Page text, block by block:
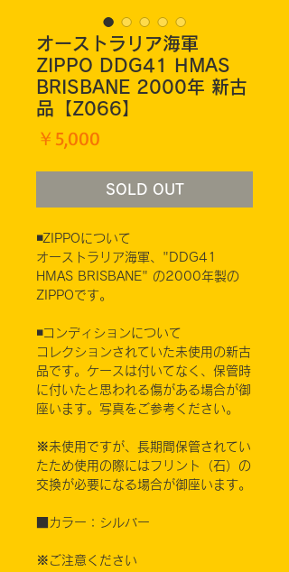
オーストラリア海軍
ZIPPO DDG41 HMAS
BRISBANE 2000年 新古
品【Z066】
￥5,000
SOLD OUT
◾️ZIPPOについて
オーストラリア海軍、"DDG41
HMAS BRISBANE" の2000年製の
ZIPPOです。
◾️コンディションについて
コレクションされていた未使用の新古
品です。ケースは付いてなく、保管時
に付いたと思われる傷がある場合が御
座います。写真をご参考ください。
※未使用ですが、長期間保管されてい
たため使用の際にはフリント（石）の
交換が必要になる場合が御座います。
■カラー：シルバー
※ご注意ください